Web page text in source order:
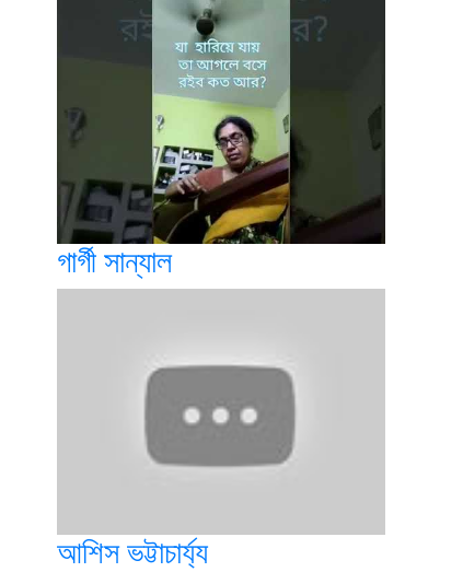
গার্গী সান্যাল
আশিস ভট্টাচার্য্য